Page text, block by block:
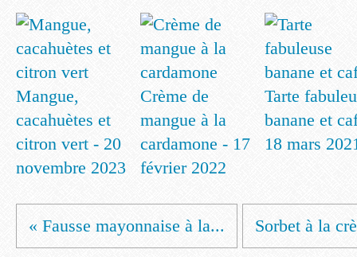
Mangue,
cacahuètes et
citron vert - 20
novembre 2023
Crème de
mangue à la
cardamone - 17
février 2022
Tarte
banane et
18 mars
« Fausse mayonnaise à la... Sorbet à la